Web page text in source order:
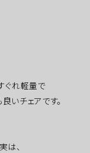
ぐれ軽量で
いチェアです。
は、